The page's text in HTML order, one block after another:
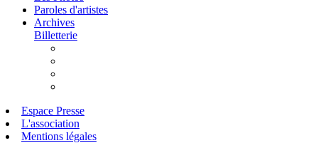
Paroles d'artistes
Archives
Billetterie
Espace Presse
L'association
Mentions légales